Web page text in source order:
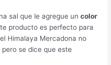
sal que le agregue uncolor
producto es perfecto para
Himalaya Mercadona no
se dice que este